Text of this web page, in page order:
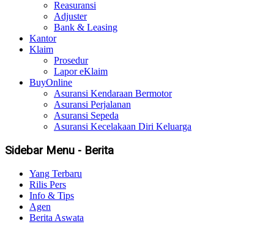
Reasuransi
Adjuster
Bank & Leasing
Kantor
Klaim
Prosedur
Lapor eKlaim
BuyOnline
Asuransi Kendaraan Bermotor
Asuransi Perjalanan
Asuransi Sepeda
Asuransi Kecelakaan Diri Keluarga
Sidebar Menu - Berita
Yang Terbaru
Rilis Pers
Info & Tips
Agen
Berita Aswata